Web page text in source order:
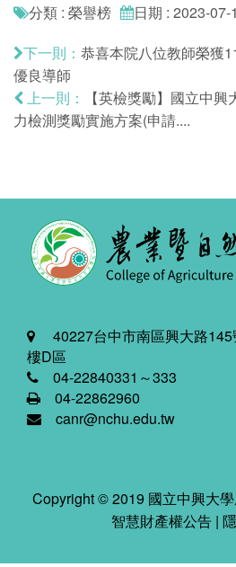
分類 : 榮譽榜 日期 : 2023-07-
下一則： 恭喜本院八位教師榮獲
優良導師
上一則：
【英檢獎勵】國立中
力檢測獎勵實施方案(申請....
40227台中市南區興大路145
樓D區
04-22840331～333
04-22862960
canr@nchu.edu.tw
Copyright © 2019 國立中興大
智慧財產權公告 |